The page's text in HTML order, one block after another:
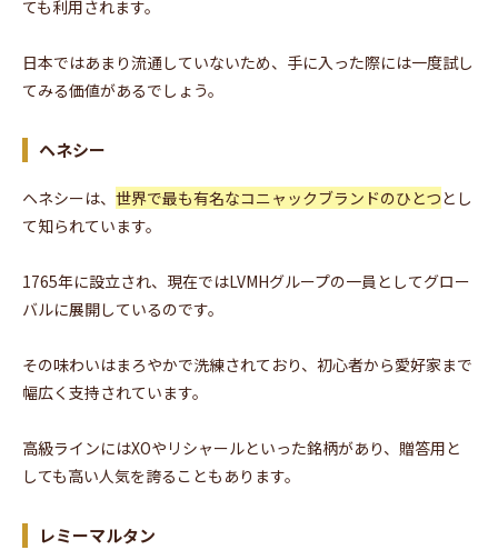
ても利用されます。
日本ではあまり流通していないため、手に入った際には一度試し
てみる価値があるでしょう。
ヘネシー
ヘネシーは、 世界で最も有名なコニャックブランドのひとつとし
て知られています。
1765年に設立され、現在ではLVMHグループの一員としてグロー
バルに展開しているのです。
その味わいはまろやかで洗練されており、初心者から愛好家まで
幅広く支持されています。
高級ラインにはXOやリシャールといった銘柄があり、贈答用と
しても高い人気を誇ることもあります。
レミーマルタン